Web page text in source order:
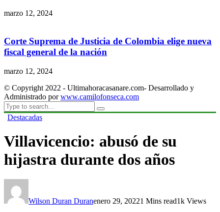
marzo 12, 2024
Corte Suprema de Justicia de Colombia elige nueva
fiscal general de la nación
marzo 12, 2024
© Copyright 2022 - Ultimahoracasanare.com- Desarrollado y
Administrado porwww.camilofonseca.com
Destacadas
Villavicencio: abusó de su
hijastra durante dos años
Wilson Duran Duranenero 29, 20221 Mins read1k Views